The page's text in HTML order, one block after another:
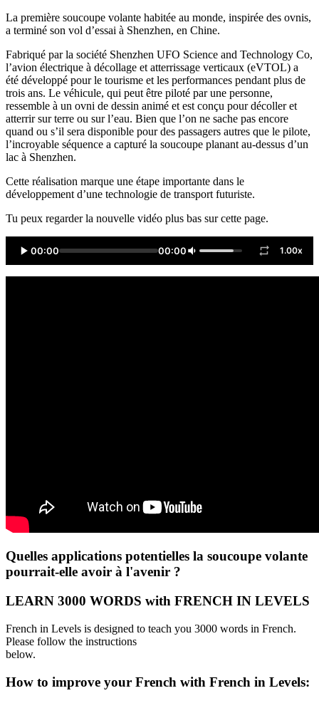
La première soucoupe volante habitée au monde, inspirée des ovnis,
a terminé son vol d’essai à Shenzhen, en Chine.
Fabriqué par la société Shenzhen UFO Science and Technology Co,
l’avion électrique à décollage et atterrissage verticaux (eVTOL) a
été développé pour le tourisme et les performances pendant plus de
trois ans. Le véhicule, qui peut être piloté par une personne,
ressemble à un ovni de dessin animé et est conçu pour décoller et
atterrir sur terre ou sur l’eau. Bien que l’on ne sache pas encore
quand ou s’il sera disponible pour des passagers autres que le pilote,
l’incroyable séquence a capturé la soucoupe planant au-dessus d’un
lac à Shenzhen.
Cette réalisation marque une étape importante dans le
développement d’une technologie de transport futuriste.
Tu peux regarder la nouvelle vidéo plus bas sur cette page.
00:00 00:00 1.00x
Quelles applications potentielles la soucoupe volante
pourrait-elle avoir à l'avenir ?
LEARN 3000 WORDS with FRENCH IN LEVELS
French in Levels is designed to teach you 3000 words in French.
Please follow the instructions
below.
How to improve your French with French in Levels: